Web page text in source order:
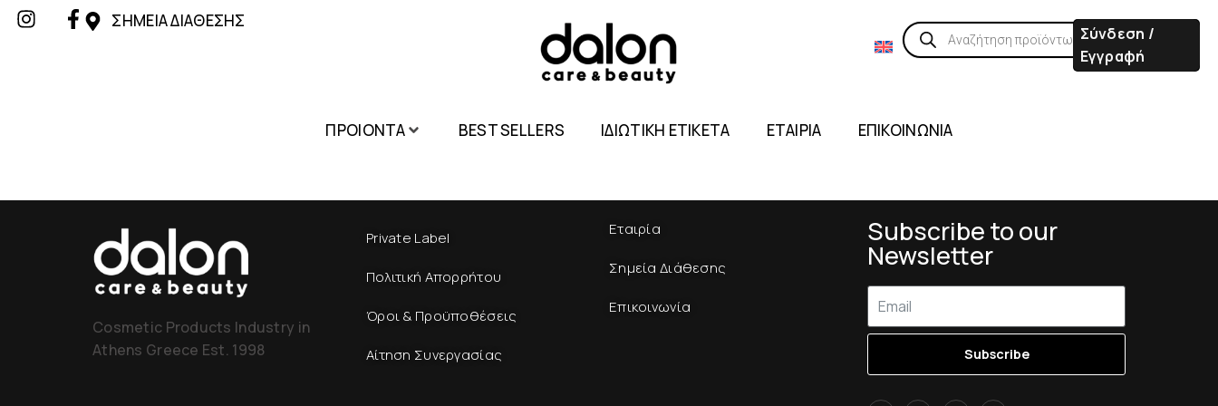
ΣΗΜΕΙΑ ΔΙΑΘΕΣΗΣ
Σύνδεση /
Εγγραφή
ΠΡΟΙΟΝΤΑ BEST SELLERS ΙΔΙΩΤΙΚΗ ΕΤΙΚΕΤΑ ΕΤΑΙΡΙΑ ΕΠΙΚΟΙΝΩΝΙΑ
Cosmetic Products Industry in
Athens Greece Est. 1998
Private Label
Πολιτική Απορρήτου
Όροι & Προϋποθέσεις
Αίτηση Συνεργασίας
Εταιρία
Σημεία Διάθεσης
Επικοινωνία
Subscribe to our
Newsletter
Subscribe